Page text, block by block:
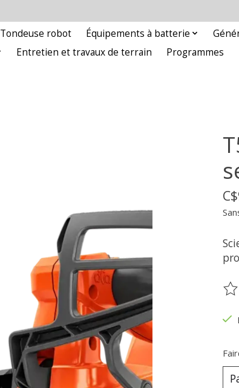
Tondeuse robot Équipements à batterie
Entretien et travaux de terrain Programmes